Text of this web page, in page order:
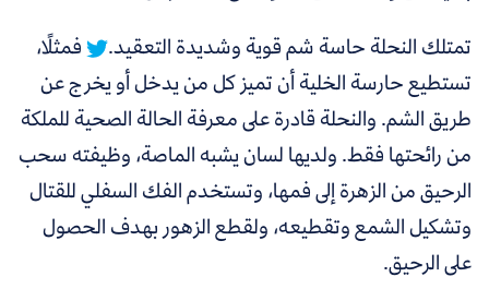
تمتلك النحلة حاسة شم قوية وشديدة التعقيد.
فمثلًا،
تستطيع حارسة الخلية أن تميز كل من يدخل أو يخرج عن
طريق الشم. والنحلة قادرة على معرفة الحالة الصحية للملكة
من رائحتها فقط. ولديها لسان يشبه الماصة، وظيفته سحب
الرحيق من الزهرة إلى فمها، وتستخدم الفك السفلي للقتال
وتشكيل الشمع وتقطيعه، ولقطع الزهور بهدف الحصول
على الرحيق.